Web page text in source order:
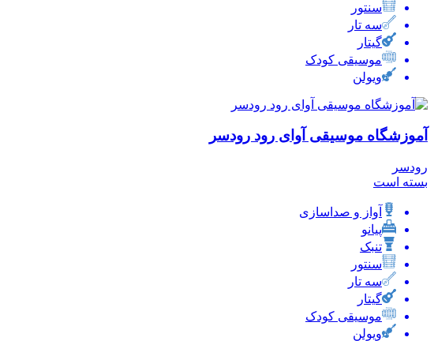
سنتور
سه تار
گیتار
موسیقی کودک
ویولن
آموزشگاه موسیقی آوای رود رودسر
رودسر
بسته است
آواز و صداسازی
پیانو
تنبک
سنتور
سه تار
گیتار
موسیقی کودک
ویولن